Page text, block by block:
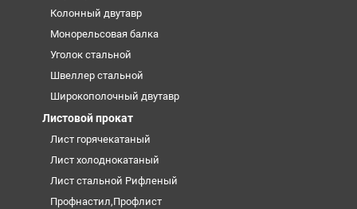
Колонный двутавр
Монорельсовая балка
Уголок стальной
Швеллер стальной
Широкополочный двутавр
Листовой прокат
Лист горячекатаный
Лист холоднокатаный
Лист стальной Рифленый
Профнастил,Профлист